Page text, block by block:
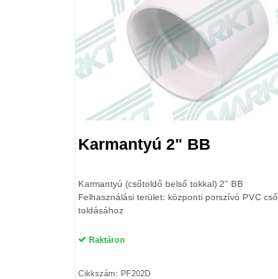
Karmantyú 2" BB
Karmantyú (csőtoldő belső tokkal) 2" BB
Felhasználási terület: központi porszívó PVC cső
toldásához
Raktáron
Cikkszám: PF202D